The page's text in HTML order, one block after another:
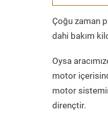
Çoğu zaman
dahi bakım
Oysa
motor
motor
dirençtir.